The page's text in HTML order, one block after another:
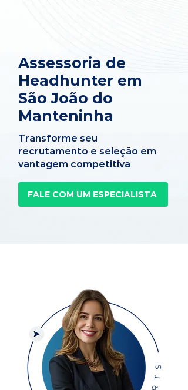
Assessoria de
Headhunter em
São João do
Manteninha
Transforme seu
recrutamento e seleção em
vantagem competitiva
FALE COM UM ESPECIALISTA